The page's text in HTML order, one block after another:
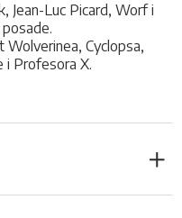
Jean-Luc Picard, Worf i
Cyclopsa,
i Profesora X.